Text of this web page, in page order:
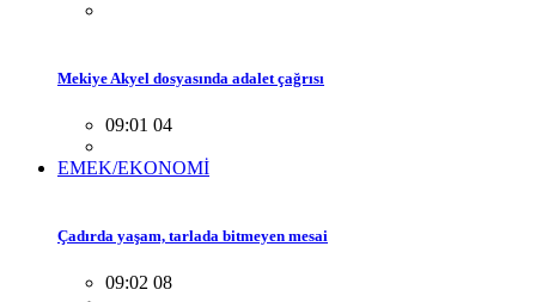
Mekiye Akyel dosyasında adalet çağrısı
09:01 04
EMEK/EKONOMİ
Çadırda yaşam, tarlada bitmeyen mesai
09:02 08